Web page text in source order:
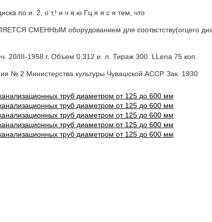
по и. 2, о т,! и ч я ю Гц я я с я тем, что
СМЕННЫМ оборудованием для соотвстству(огцего
20/III-1958 г, Объем 0,312 и. л. Тираж 300. LLena 75 коп.
№ 2 Министерства культуры Чувашской АССР. Зак. 1930